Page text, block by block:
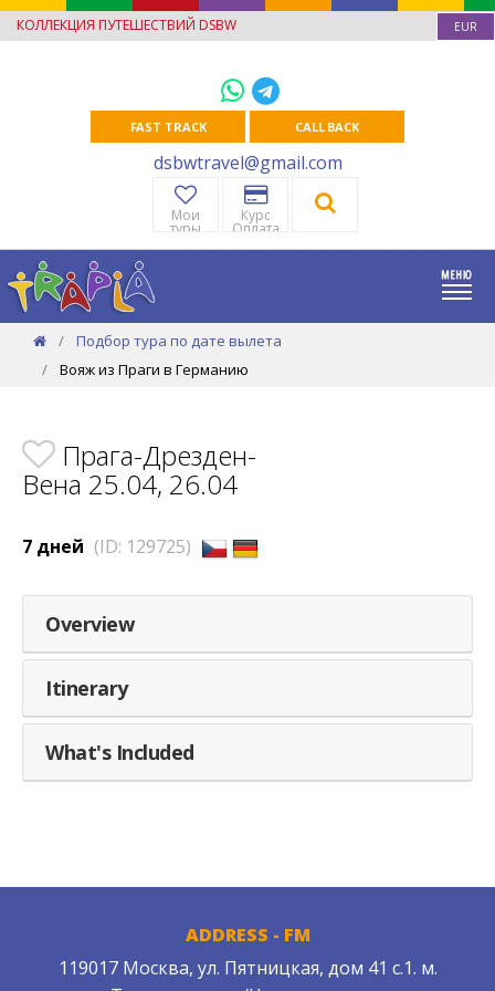
КОЛЛЕКЦИЯ ПУТЕШЕСТВИЙ DSBW EUR
FAST TRACK CALL BACK
dsbwtravel@gmail.com
Мои
туры
Курс
Оплата
Подбор тура по дате вылета
Вояж из Праги в Германию
Прага-Дрезден-
Вена 25.04, 26.04
7 дней (ID: 129725)
Overview
Itinerary
What's Included
ADDRESS - FM
119017 Москва, ул. Пятницкая, дом 41 с.1. м.